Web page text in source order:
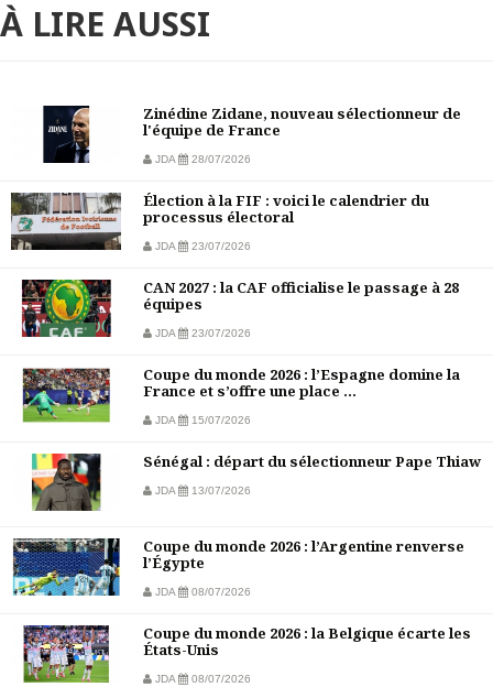
À LIRE AUSSI
Zinédine Zidane, nouveau sélectionneur de
l'équipe de France
JDA 28/07/2026
Élection à la FIF : voici le calendrier du
processus électoral
JDA 23/07/2026
CAN 2027 : la CAF officialise le passage à 28
équipes
JDA 23/07/2026
Coupe du monde 2026 : l’Espagne domine la
France et s’offre une place ...
JDA 15/07/2026
Sénégal : départ du sélectionneur Pape Thiaw
JDA 13/07/2026
Coupe du monde 2026 : l’Argentine renverse
l’Égypte
JDA 08/07/2026
Coupe du monde 2026 : la Belgique écarte les
États-Unis
JDA 08/07/2026